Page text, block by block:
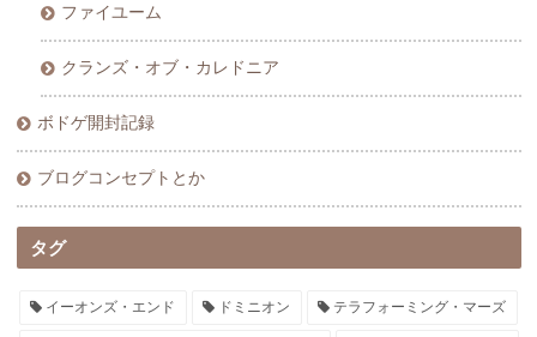
ファイユーム
クランズ・オブ・カレドニア
ボドゲ開封記録
ブログコンセプトとか
タグ
イーオンズ・エンド ドミニオン テラフォーミング・マーズ